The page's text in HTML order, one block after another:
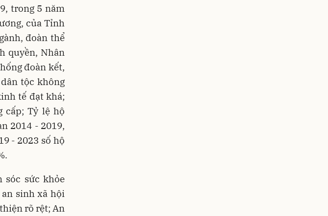
trong 5 năm
của Tỉnh
đoàn thể
quyền, Nhân
đoàn kết,
tộc không
tế đạt khá;
cấp; Tỷ lệ hộ
2014 - 2019,
- 2023 số hộ
sóc sức khỏe
an sinh xã hội
rõ rệt; An